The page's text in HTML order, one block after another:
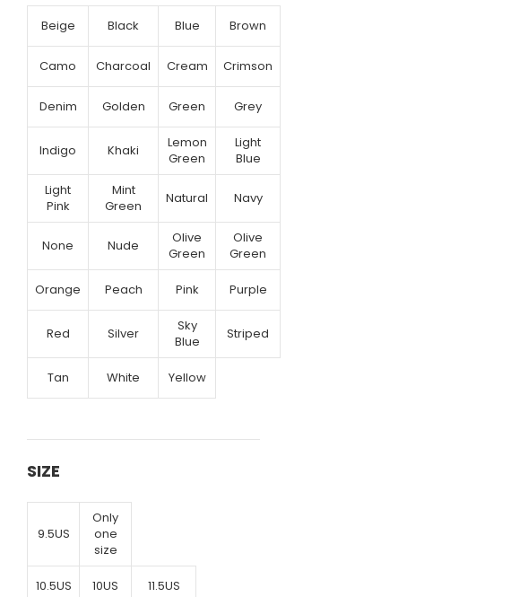
Beige Black Blue Brown
Camo Charcoal Cream Crimson
Denim Golden Green Grey
Indigo Khaki
Lemon
Green
Light
Blue
Light
Pink
Mint
Green
Natural Navy
None Nude
Olive
Green
Olive
Green
Orange Peach Pink Purple
Red Silver
Sky
Blue
Striped
Tan White Yellow
SIZE
9.5US
Only
one
size
10.5US 10US 11.5US